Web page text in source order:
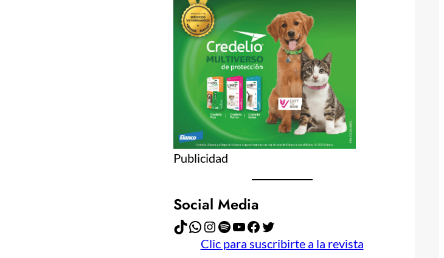
Publicidad
Social Media
TikTok WhatsApp Instagram Spotify YouTube Facebook Twitter
Clic para suscribirte a la revista